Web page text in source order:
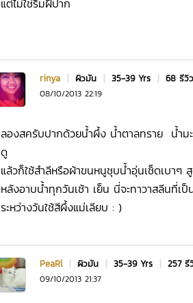
แต่ไม่ใช่ริมฝีปาก
rinya | ผิวมัน | 35-39 Yrs | 68 รีวิว
08/10/2013 22:19
ลองสครับปากด้วยน้ำผึ้ง น้ำตาลทราย น้ำม
ดู
แล้วก็ใช้สำลีหรือผ้าขนหนูชุบน้ำอุ่นเช็ดเบาๆ
หลังอาบน้ำทุกวันเช้า เย็น นี่จะทาวาสลีนที่เป็
ระหว่างวันใช้สีผึ้งแม่เลียบ : )
PeaRl | ผิวมัน | 35-39 Yrs | 257 รี
09/10/2013 21:37